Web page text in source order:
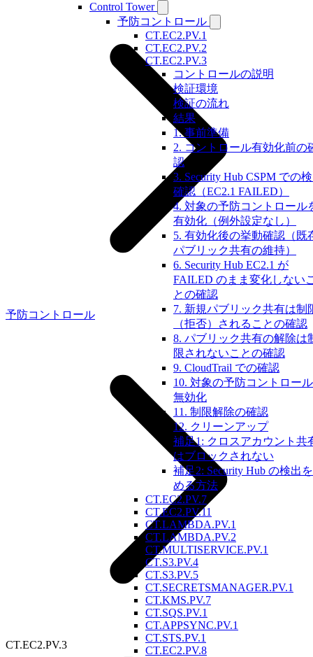
Control Tower
予防コントロール
CT.EC2.PV.1
CT.EC2.PV.2
CT.EC2.PV.3
コントロールの説明
検証環境
検証の流れ
結果
1. 事前準備
2. コントロール有効化前の
認
3. Security Hub CSPM での
確認（EC2.1 FAILED）
4. 対象の予防コントロール
有効化（例外設定なし）
5. 有効化後の挙動確認（既
パブリック共有の維持）
6. Security Hub EC2.1 が
FAILED のまま変化しない
との確認
7. 新規パブリック共有は制
（拒否）されることの確認
8. パブリック共有の解除は
限されないことの確認
9. CloudTrail での確認
10. 対象の予防コントロー
無効化
11. 制限解除の確認
12. クリーンアップ
補足1: クロスアカウント共
はブロックされない
補足2: Security Hub の検出
める方法
CT.EC2.PV.7
CT.EC2.PV.11
CT.LAMBDA.PV.1
CT.LAMBDA.PV.2
CT.MULTISERVICE.PV.1
CT.S3.PV.4
CT.S3.PV.5
CT.SECRETSMANAGER.PV.1
CT.KMS.PV.7
CT.SQS.PV.1
CT.APPSYNC.PV.1
CT.STS.PV.1
CT.EC2.PV.8
予防コントロール
CT.EC2.PV.3